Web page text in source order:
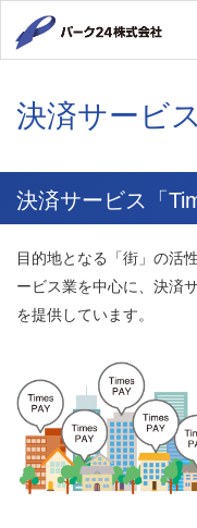
決済サービス
決済サービス「
目的地となる「街」の活
ービス業を中心に、決済
を提供しています。